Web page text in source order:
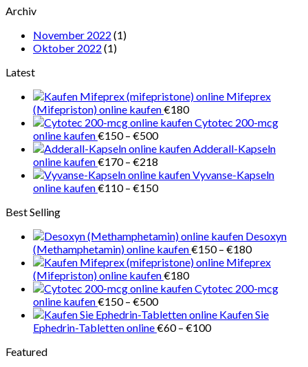
Archiv
November 2022 (1)
Oktober 2022 (1)
Latest
Mifeprex
(Mifepriston) online kaufen€180
Cytotec 200-mcg
online kaufen€150 – €500Preisspanne:
€150
€500
Adderall-Kapseln
online kaufen€170 – €218
€170
bis
Vyvanse-Kapseln
online kaufen€110 – €150Preisspanne:
Best Selling
Desoxyn
(Methamphetamin) online kaufen€150 – €180
€150
€180
Mifeprex
(Mifepriston) online kaufen€180
Cytotec 200-mcg
online kaufen€150 – €500Preisspanne:
€150
bis
Kaufen Sie
Ephedrin-Tabletten online€60 – €100Preisspanne:
Featured